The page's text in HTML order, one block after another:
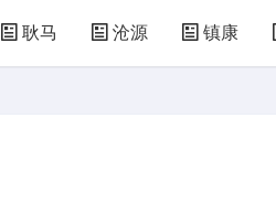
耿马 沧源 镇康